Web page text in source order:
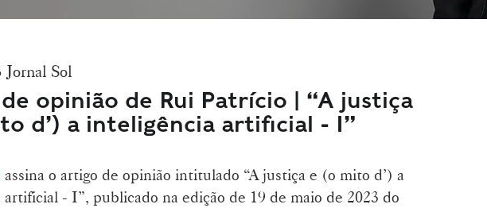
Sol
opinião de Rui Patrício | “A justiça
d’) a inteligência artificial - I”
assina o artigo de opinião intitulado “A justiça e (o mito d’) a
- I”, publicado na edição de 19 de maio de 2023 do